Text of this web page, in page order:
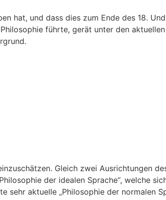
hat, und dass dies zum Ende des 18.
führte, gerät unter den aktuellen
Gleich zwei Ausrichtungen
der idealen Sprache“, welche
sehr aktuelle „Philosophie der normalen